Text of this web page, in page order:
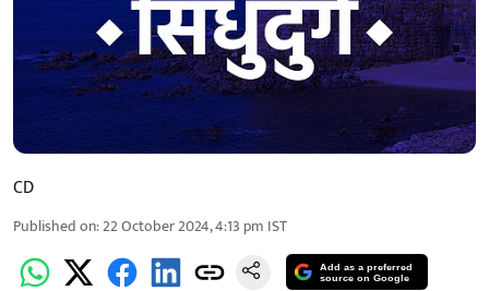
CD
Published on:22 October 2024, 4:13 pm IST
Add as a preferred
source on Google